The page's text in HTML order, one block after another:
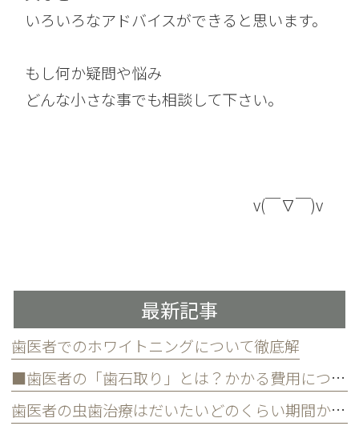
いろいろなアドバイスができると思います。
もし何か疑問や悩み
どんな小さな事でも相談して下さい。
v(￣∇￣)v
最新記事
歯医者でのホワイトニングについて徹底解
■歯医者の「歯石取り」とは？かかる費用について
歯医者の虫歯治療はだいたいどのくらい期間かかる？